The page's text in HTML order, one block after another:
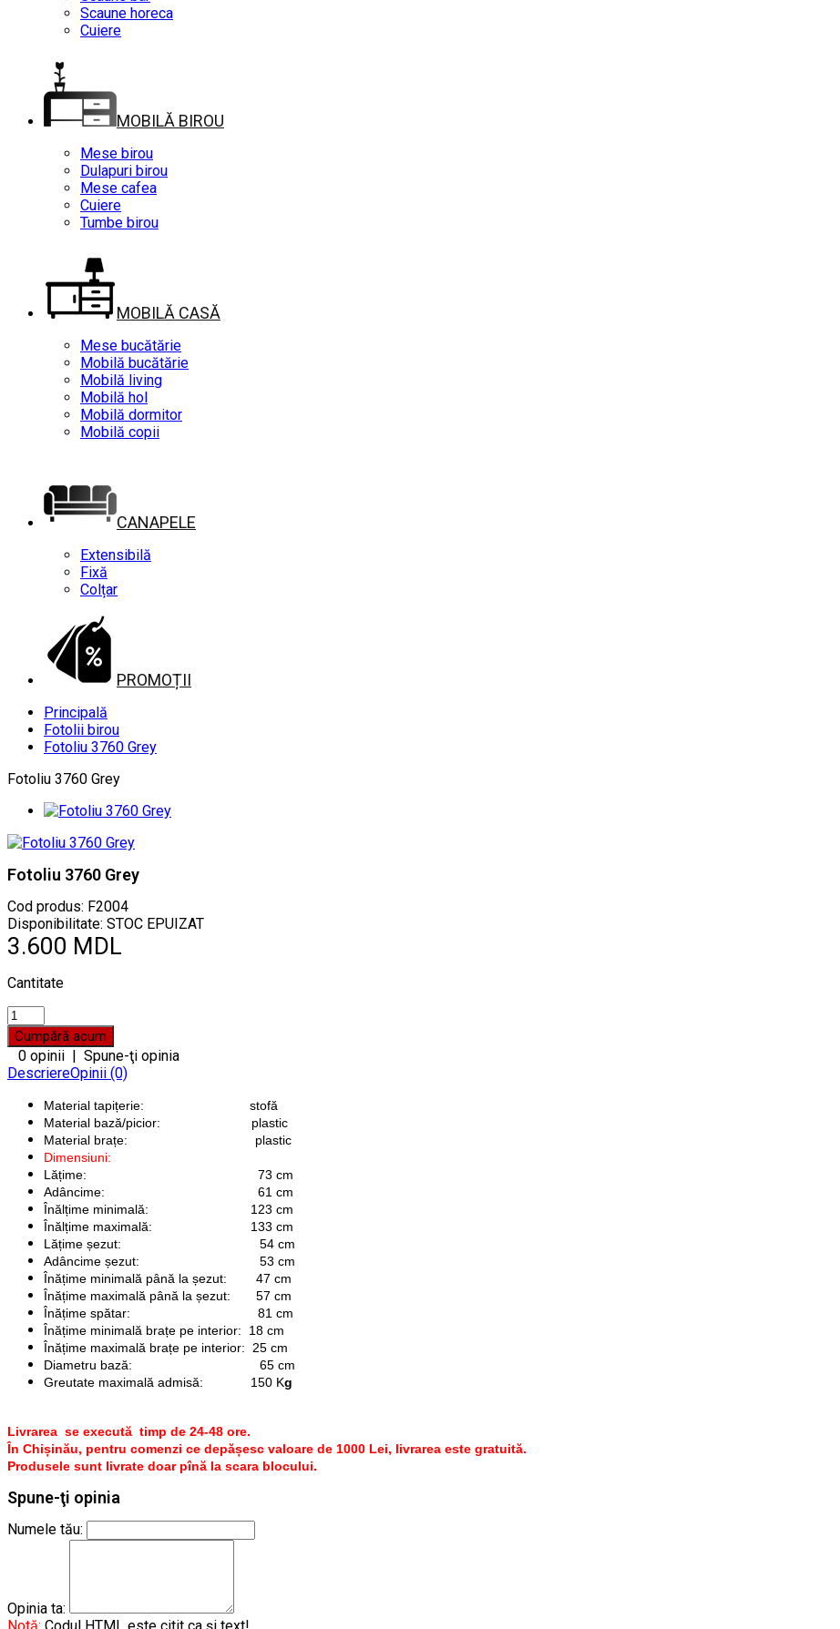
Scaune horeca
Cuiere
MOBILĂ BIROU
Mese birou
Dulapuri birou
Mese cafea
Cuiere
Tumbe birou
MOBILĂ CASĂ
Mese bucătărie
Mobilă bucătărie
Mobilă living
Mobilă hol
Mobilă dormitor
Mobilă copii
CANAPELE
Extensibilă
Fixă
Colțar
PROMOȚII
Principală
Fotolii birou
Fotoliu 3760 Grey
Fotoliu 3760 Grey
Fotoliu 3760 Grey
Cod produs: F2004
Disponibilitate: STOC EPUIZAT
3.600 MDL
Cantitate
0 opinii | Spune-ţi opinia
DescriereOpinii (0)
Material tapițerie: stofă
Material bază/picior: plastic
Material brațe: plastic
Dimensiuni:
Lățime: 73 cm
Adâncime: 61 cm
Înălțime minimală: 123 cm
Înălțime maximală: 133 cm
Lățime șezut: 54 cm
Adâncime șezut: 53 cm
Înățime minimală până la șezut: 47 cm
Înățime maximală până la șezut:
57 cm
Înățime spătar: 81 cm
Înățime minimală brațe pe interior: 18 cm
Înățime maximală brațe pe interior: 25 cm
Diametru bază: 65 cm
Greutate maximală admisă: 150 Kg
Livrarea se execută timp de 24-48 ore.
În Chișinău, pentru comenzi ce depășesc valoare de 1000 Lei, livrarea este gratuită.
Produsele sunt livrate doar pînă la scara blocului.
Spune-ţi opinia
Numele tău:
Opinia ta: